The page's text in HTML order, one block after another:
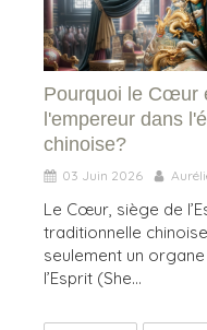
Pourquoi le Cœur
l'empereur dans
chinoise?
03 Juin 2026
Le Cœur, siège de
traditionnelle
seulement un
l’Esprit (She...